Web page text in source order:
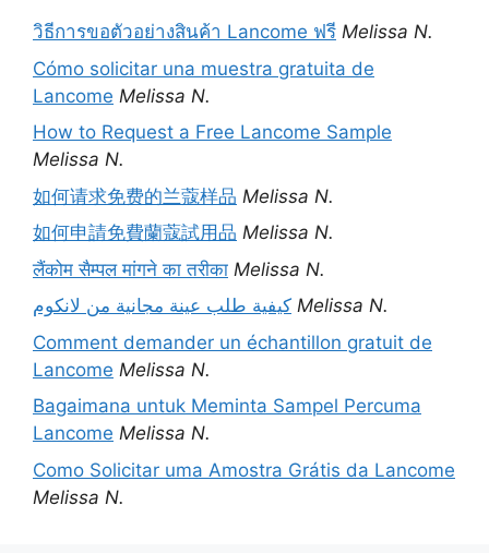
วิธีการขอตัวอย่างสินค้า Lancome ฟรี Melissa N.
Cómo solicitar una muestra gratuita de
Lancome Melissa N.
How to Request a Free Lancome Sample
Melissa N.
如何请求免费的兰蔻样品 Melissa N.
如何申請免費蘭蔻試用品 Melissa N.
लैंकोम सैम्पल मांगने का तरीका Melissa N.
كيفية طلب عينة مجانية من لانكوم Melissa N.
Comment demander un échantillon gratuit de
Lancome Melissa N.
Bagaimana untuk Meminta Sampel Percuma
Lancome Melissa N.
Como Solicitar uma Amostra Grátis da Lancome
Melissa N.